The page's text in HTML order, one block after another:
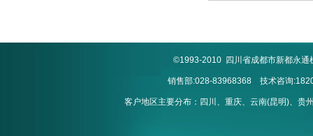
©1993-2010 四川省成都市新都永
销售部:028-83968368 技术咨询
客户地区主要分布：四川、重庆、云南(昆明)、贵